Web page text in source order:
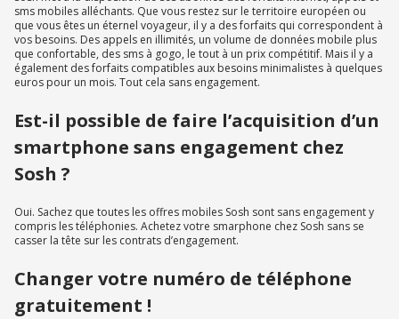
sms mobiles alléchants. Que vous restez sur le territoire européen ou
que vous êtes un éternel voyageur, il y a des forfaits qui correspondent à
vos besoins. Des appels en illimités, un volume de données mobile plus
que confortable, des sms à gogo, le tout à un prix compétitif. Mais il y a
également des forfaits compatibles aux besoins minimalistes à quelques
euros pour un mois. Tout cela sans engagement.
Est-il possible de faire l’acquisition d’un
smartphone sans engagement chez
Sosh ?
Oui. Sachez que toutes les offres mobiles Sosh sont sans engagement y
compris les téléphonies. Achetez votre smarphone chez Sosh sans se
casser la tête sur les contrats d’engagement.
Changer votre numéro de téléphone
gratuitement !